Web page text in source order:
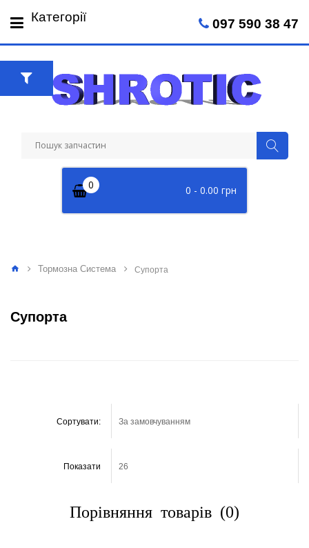
Сб: 09:00 - 14:00
0 - 0.00 грн
0
097 590 38 47
Категорії
Тормозна Система Супорта
Супорта
Сортувати:
Показати
Порівняння товарів (0)